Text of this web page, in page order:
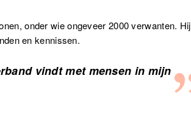
onder wie ongeveer 2000 verwanten. Hij
en kennissen.
vindt met mensen in mijn